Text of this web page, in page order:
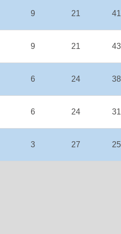
9 21
9 21
6 24
6 24
3 27